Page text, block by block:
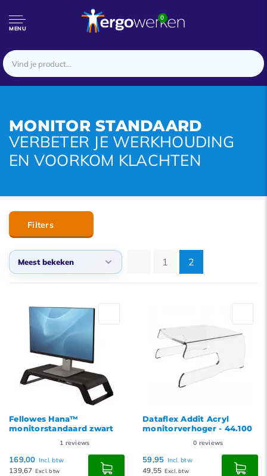
MENU
0
MONITOR STANDAARD
VERBETER JE WERKHOUDING
EN VOORKOM KLACHTEN
Filters
Meest bekeken
Meest bekeken
Nieuwste producten
Laagste prijs
Hoogste prijs
1 2
Fellowes Hana™
monitorstandaard zwart
1 reviews
169,00 Incl. btw
139,67 Excl. btw
Dataflex Addit Acryl
monitorverhoger - 44.100
0 reviews
59,95 Incl. btw
49,55 Excl. btw